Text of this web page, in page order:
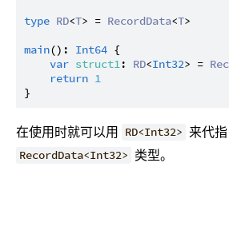
type RD<T> = RecordData<T>
main(): Int64 {
var struct1: RD<Int32> =
return 1
在使用时就可以用 RD<Int32> 来代指
RecordData<Int32> 类型。